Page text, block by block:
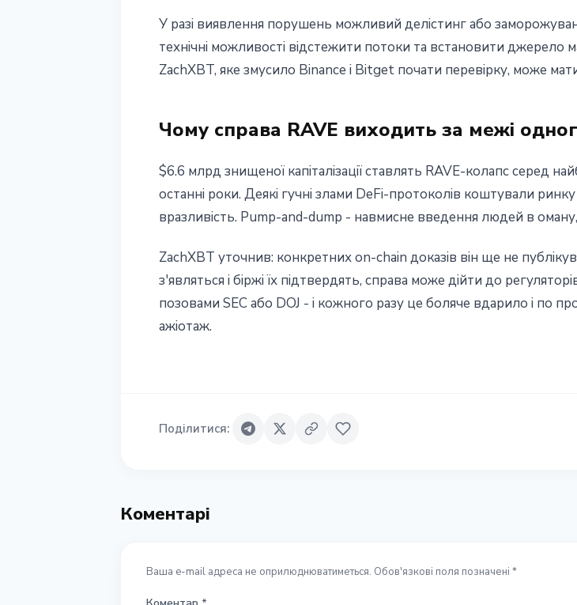
У разі виявлення порушень можливий делістинг або
технічні можливості відстежити потоки та встановити джерело
ZachXBT, яке змусило Binance і Bitget почати перевірку, може
Чому справа RAVE виходить за межі
$6.6 млрд знищеної капіталізації ставлять RAVE-колапс серед
останні роки. Деякі гучні злами DeFi-протоколів коштували
вразливість. Pump-and-dump - навмисне введення людей в оману,
ZachXBT уточнив: конкретних on-chain доказів він ще не
з'являться і біржі їх підтвердять, справа може дійти до
позовами SEC або DOJ - і кожного разу це боляче вдарило і по
ажіотаж.
Поділитися:
Коментарі
Ваша e-mail адреса не оприлюднюватиметься. Обов'язкові поля позначені *